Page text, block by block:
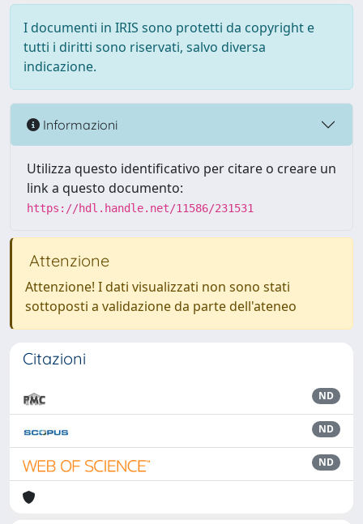
I documenti in IRIS sono protetti da copyright e
tutti i diritti sono riservati, salvo diversa
indicazione.
Informazioni
Utilizza questo identificativo per citare o creare un
link a questo documento:
https://hdl.handle.net/11586/231531
Attenzione
Attenzione! I dati visualizzati non sono stati
sottoposti a validazione da parte dell'ateneo
Citazioni
ND
ND
ND